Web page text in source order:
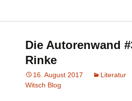
Die Autorenwand
Rinke
16. August 2017 Literatur
Witsch Blog